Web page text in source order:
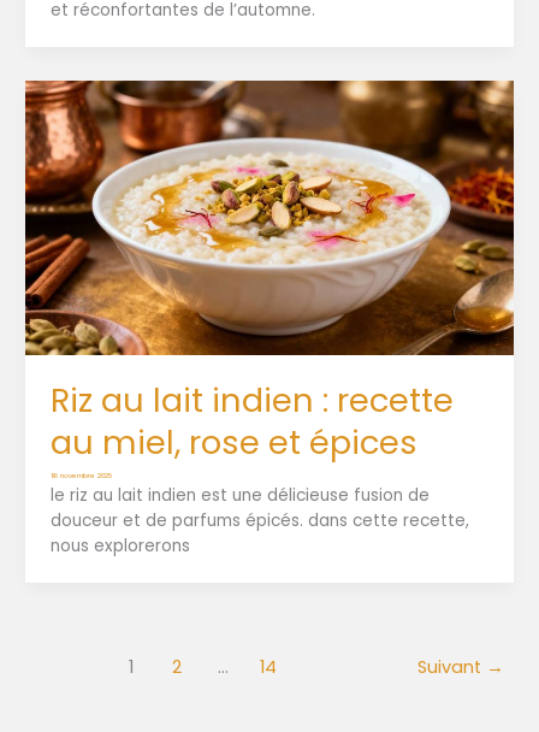
et réconfortantes de l’automne.
Riz au lait indien : recette
au miel, rose et épices
16 novembre 2025
le riz au lait indien est une délicieuse fusion de
douceur et de parfums épicés. dans cette recette,
nous explorerons
1 2 … 14 Suivant →